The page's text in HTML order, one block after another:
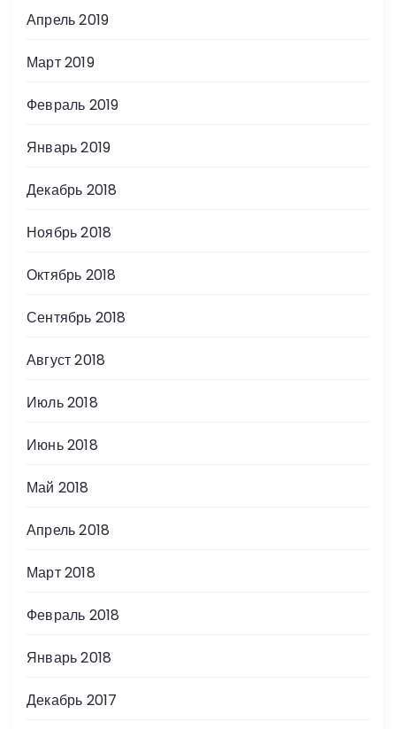
Апрель 2019
Март 2019
Февраль 2019
Январь 2019
Декабрь 2018
Ноябрь 2018
Октябрь 2018
Сентябрь 2018
Август 2018
Июль 2018
Июнь 2018
Май 2018
Апрель 2018
Март 2018
Февраль 2018
Январь 2018
Декабрь 2017